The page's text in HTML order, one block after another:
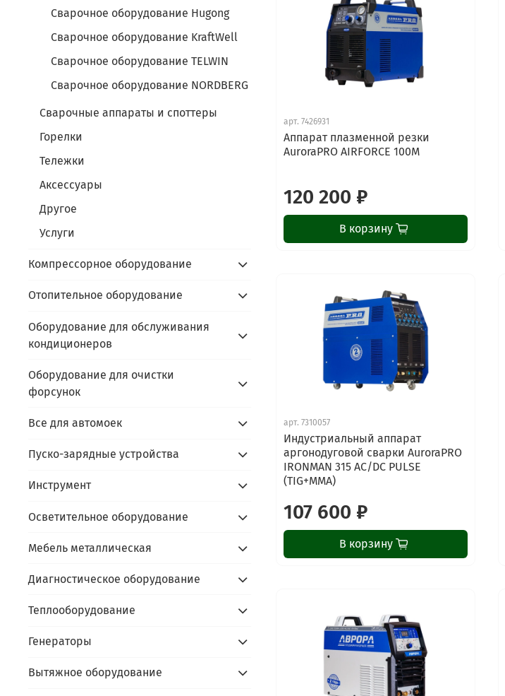
арт.7426931
Аппарат плазменной резки
AuroraPRO AIRFORCE 100M
120 200 ₽
В корзину
арт.7310057
Индустриальный аппарат
аргонодуговой сварки AuroraPRO
IRONMAN 315 AC/DC PULSE
(TIG+MMA)
107 600 ₽
В корзину
Сварочное оборудование Hugong
Сварочное оборудование KraftWell
Сварочное оборудование TELWIN
Сварочное оборудование NORDBERG
Сварочные аппараты и споттеры
Горелки
Тележки
Аксессуары
Другое
Услуги
Компрессорное оборудование
Отопительное оборудование
Оборудование для обслуживания
кондиционеров
Оборудование для очистки
форсунок
Все для автомоек
Пуско-зарядные устройства
Инструмент
Осветительное оборудование
Мебель металлическая
Диагностическое оборудование
Теплооборудование
Генераторы
Вытяжное оборудование